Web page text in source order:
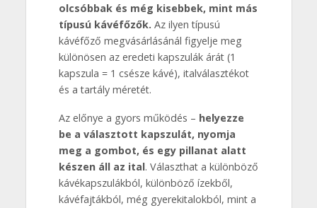
olcsóbbak és még kisebbek, mint más
típusú kávéfőzők. Az ilyen típusú
kávéfőző megvásárlásánál figyelje meg
különösen az eredeti kapszulák árát (1
kapszula = 1 csésze kávé), italválasztékot
és a tartály méretét.
Az előnye a gyors működés – helyezze
be a választott kapszulát, nyomja
meg a gombot, és egy pillanat alatt
készen áll az ital. Választhat a különböző
kávékapszulákból, különböző ízekből,
kávéfajtákból, még gyerekitalokból, mint a